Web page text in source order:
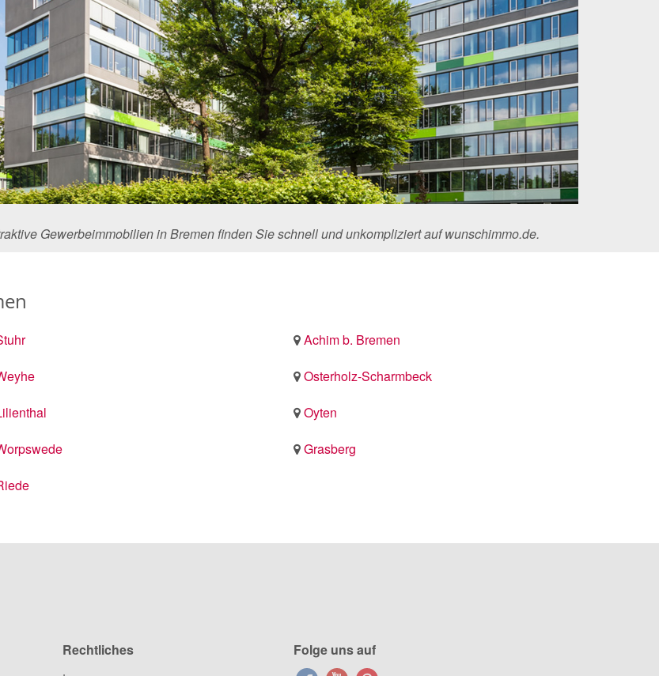
Gewerbeimmobilien in Bremen finden Sie schnell und unkompliziert auf wunschimmo.de.
Achim b. Bremen
Osterholz-Scharmbeck
Oyten
Grasberg
Rechtliches Folge uns auf